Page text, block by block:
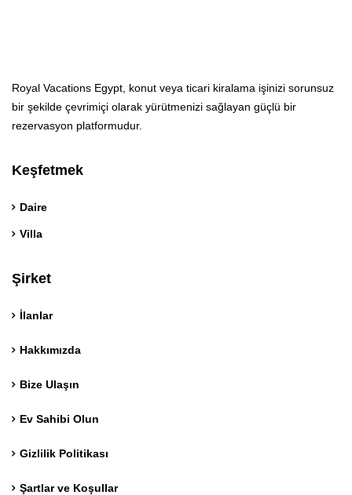
Royal Vacations Egypt, konut veya ticari kiralama işinizi sorunsuz
bir şekilde çevrimiçi olarak yürütmenizi sağlayan güçlü bir
rezervasyon platformudur.
Keşfetmek
Daire
Villa
Şirket
İlanlar
Hakkımızda
Bize Ulaşın
Ev Sahibi Olun
Gizlilik Politikası
Şartlar ve Koşullar